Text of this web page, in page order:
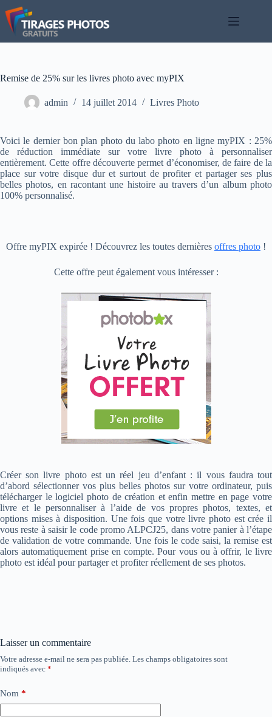
Passer
au
contenu
Remise de 25% sur les livres photo avec myPIX
admin 14 juillet 2014 Livres Photo
Voici le dernier bon plan photo du labo photo en ligne myPIX : 25%
de réduction immédiate sur votre livre photo à personnaliser
entièrement. Cette offre découverte permet d’économiser, de faire de la
place sur votre disque dur et surtout de profiter et partager ses plus
belles photos, en racontant une histoire au travers d’un album photo
100% personnalisé.
Offre myPIX expirée ! Découvrez les toutes dernières offres photo !
Cette offre peut également vous intéresser :
Créer son livre photo est un réel jeu d’enfant : il vous faudra tout
d’abord sélectionner vos plus belles photos sur votre ordinateur, puis
télécharger le logiciel photo de création et enfin mettre en page votre
livre et le personnaliser à l’aide de vos propres photos, textes, et
options mises à disposition. Une fois que votre livre photo est crée il
vous reste à saisir le code promo ALPCJ25, dans votre panier à l’étape
de validation de votre commande. Une fois le code saisi, la remise est
alors automatiquement prise en compte. Pour vous ou à offrir, le livre
photo est idéal pour partager et profiter réellement de ses photos.
Laisser un commentaire
Votre adresse e-mail ne sera pas publiée. Les champs obligatoires sont
indiqués avec *
Nom *